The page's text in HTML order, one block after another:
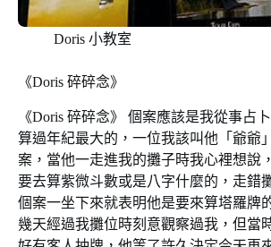
Doris 小教室
《Doris 碎碎念》
《Doris 碎碎念》 個案應該是我從事占
算過年紀最大的，一位我該叫他「爺爺
案，當他一走進我的攤子時我心裡想說
要去算紫微斗數或是八字什麼的，走錯
個案一坐下來就表明他是要來算塔羅牌
幾天經過我攤位時刻意觀察過我，但當